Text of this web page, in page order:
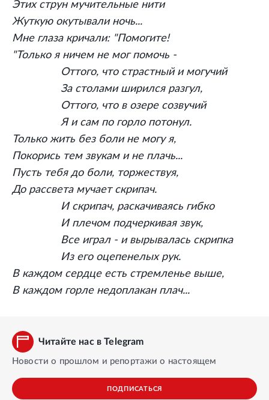
Этих струн мучительные нити
Жуткую окутывали ночь...
Мне глаза кричали: "Помогите!
"Только я ничем не мог помочь -
Оттого, что страстный и могучий
За столами ширился разгул,
Оттого, что в озере созвучий
Я и сам по горло потонул.
Только жить без боли не могу я,
Покорись тем звукам и не плачь...
Пусть тебя до боли, торжествуя,
До рассвета мучает скрипач.
И скрипач, раскачиваясь гибко
И плечом подчеркивая звук,
Все играл - и вырывалась скрипка
Из его оцепенелых рук.
В каждом сердце есть стремленье выше,
В каждом горле недоплакан плач...
Читайте нас в Telegram
Новости о прошлом и репортажи о настоящем
ПОДПИСАТЬСЯ